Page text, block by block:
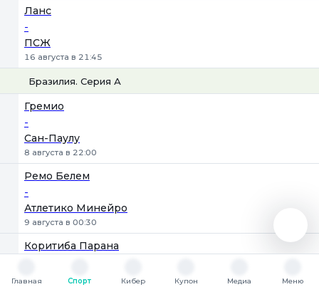
Ланс
-
ПСЖ
16 августа в 21:45
Бразилия. Серия А
Гремио
-
Сан-Паулу
8 августа в 22:00
Ремо Белем
-
Атлетико Минейро
9 августа в 00:30
Коритиба Парана
Шапекоенсе
Главная
Спорт
Кибер
Купон
Медиа
Меню